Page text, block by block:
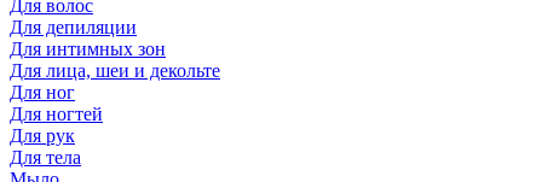
Для волос
Для депиляции
Для интимных зон
Для лица, шеи и декольте
Для ног
Для ногтей
Для рук
Для тела